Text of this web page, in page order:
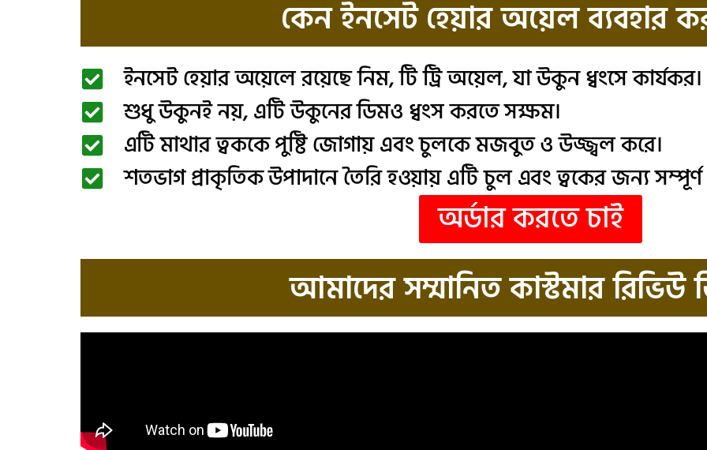
কেন ইনসেট হেয়ার অয়েল ব্যবহার
ইনসেট হেয়ার অয়েলে রয়েছে নিম, টি ট্রি অয়েল, যা উকুন ধ্বংসে কার্যকর।
শুধু উকুনই নয়, এটি উকুনের ডিমও ধ্বংস করতে সক্ষম।
এটি মাথার ত্বককে পুষ্টি জোগায় এবং চুলকে মজবুত ও উজ্জ্বল করে।
শতভাগ প্রাকৃতিক উপাদানে তৈরি হওয়ায় এটি চুল এবং ত্বকের জন্য সম্পূর্ণ
অর্ডার করতে চাই
আমাদের সম্মানিত কাস্টমার রিভিউ